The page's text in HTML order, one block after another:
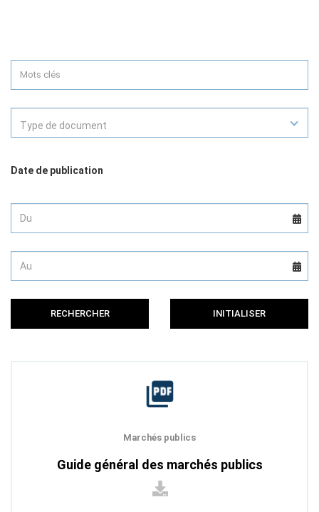
Type de document
Date de publication
RECHERCHER INITIALISER
Marchés publics
Guide général des marchés publics